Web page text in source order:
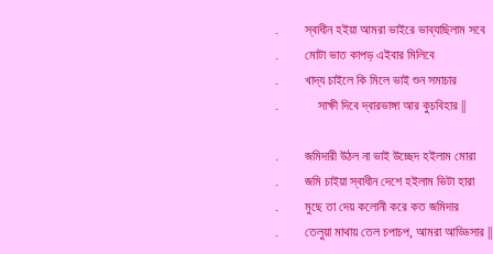
. স্বাধীন হইয়া আমরা ভাইরে ভাব্যাছিলাম সবে
. মোটা ভাত কাপড় এইবার মিলিবে
. খাদ্য চাইলে কি মিলে ভাই শুন সমাচার
. সাক্ষী দিবে দ্বারভাঙ্গা আর কুচবিহার ||
. জমিদারী উঠল না ভাই উচ্ছেদ হইলাম মোরা
. জমি চাইয়া স্বাধীন দেশে হইলাম ভিটা হারা
. মুছে তা দেয় কলোনী করে কত জমিদার
. তেলুয়া মাথায় তেল চপাচপ, আমরা আড্ডিসার ||